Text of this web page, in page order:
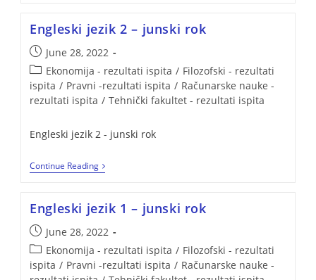
Engleski jezik 2 – junski rok
June 28, 2022
Ekonomija - rezultati ispita / Filozofski - rezultati
ispita / Pravni -rezultati ispita / Računarske nauke -
rezultati ispita / Tehnički fakultet - rezultati ispita
Engleski jezik 2 - junski rok
Continue Reading
Engleski jezik 1 – junski rok
June 28, 2022
Ekonomija - rezultati ispita / Filozofski - rezultati
ispita / Pravni -rezultati ispita / Računarske nauke -